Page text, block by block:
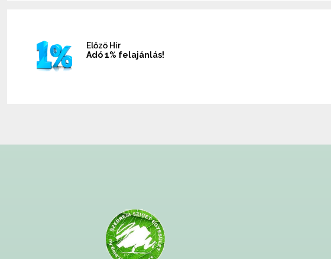
Előző Hír
Adó 1% felajánlás!